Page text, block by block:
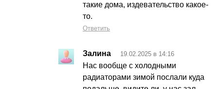
такие дома, издевательство какое-
то.
Ответить
Залина 19.02.2025 в 14:16
Нас вообще с холодными
радиаторами зимой послали куда